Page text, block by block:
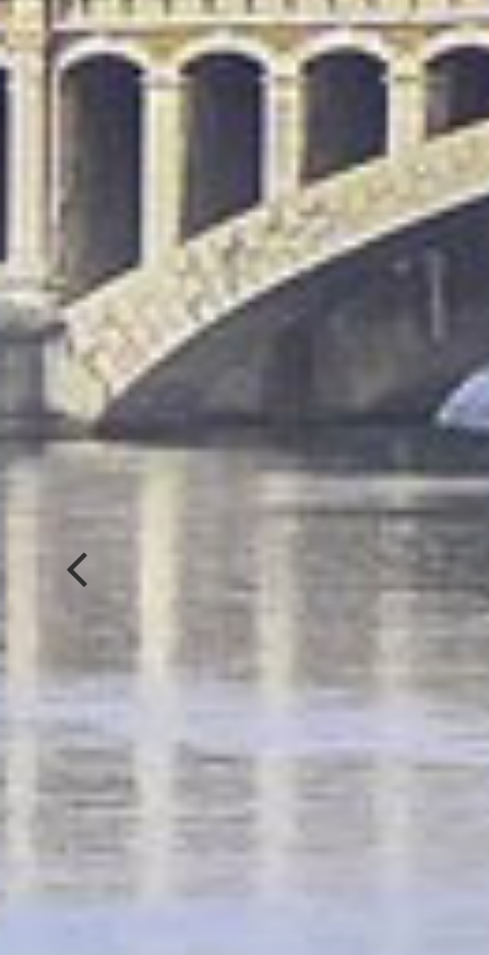
Retrouvez toutes les actions menées avec ces
associations partenaires sur nos réseaux
sociaux : liens disponibles en bas de page !
LA FONDATION OVE
RunCollect fait don à la
fondation OVE de ses plus
belles paires de chaussures pour
qu'elle puisse encadrer des...
EN SAVOIR +
L'IME (institut médico
Saint-Louis à Chambéry
dans un dispositif
réponse aux...
EN SAVOIR +
LES COLLECTES
ÉCO-SOLIDAIRES